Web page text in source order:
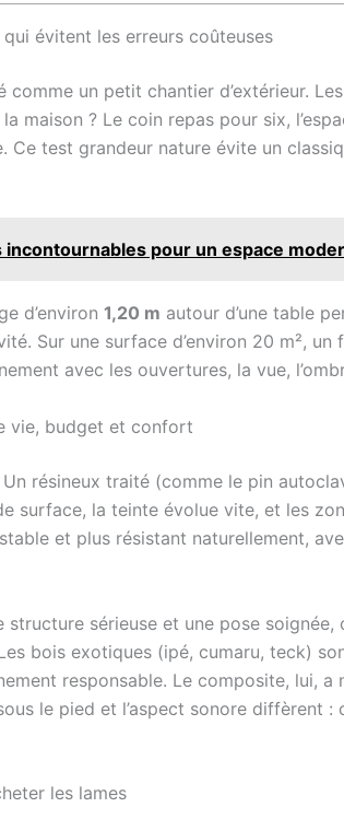
évitent les erreurs coûteuses
un petit chantier d’extérieur.
maison ? Le coin repas pour six,
Ce test grandeur nature évite un
pour un espace
d’environ 1,20 m autour d’une table
Sur une surface d’environ 20 m²,
avec les ouvertures, la vue,
vie, budget et confort
résineux traité (comme le pin
surface, la teinte évolue vite, et les
et plus résistant naturellement,
sérieuse et une pose
bois exotiques (ipé, cumaru, teck)
responsable. Le composite, lui, a
le pied et l’aspect sonore diffèrent
les lames